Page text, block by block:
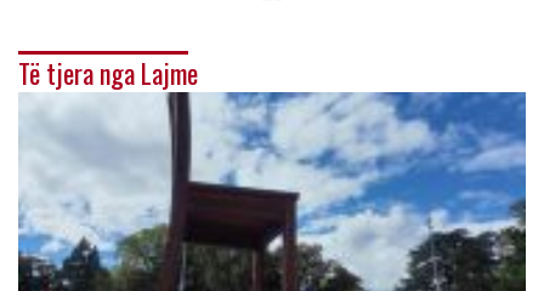
Të tjera nga Lajme